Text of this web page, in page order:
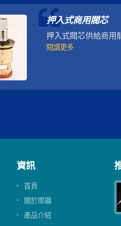
押入式商用閥芯
押入式閥芯供給商用
閱讀更多
資訊
首頁
關於璨鏞
產品介紹
水混合閥
混合閥有可讓龍頭的設計更有